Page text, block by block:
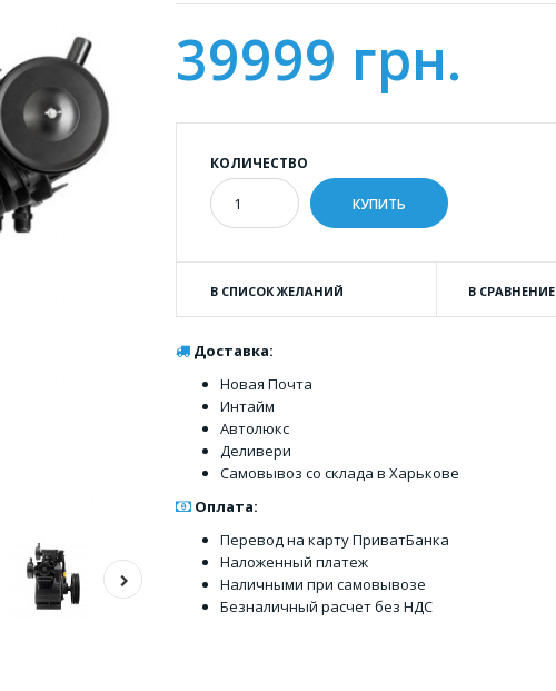
39999 грн.
КОЛИЧЕСТВО
В СПИСОК ЖЕЛАНИЙ В СРАВНЕНИЕ
Доставка:
Новая Почта
Интайм
Автолюкс
Деливери
Самовывоз со склада в Харькове
Оплата:
Перевод на карту ПриватБанка
Наложенный платеж
Наличными при самовывозе
Безналичный расчет без НДС